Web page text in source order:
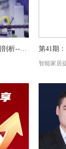
第42期：《帮我吧结合电气设备行业客户服务案例剖析--溯高美索克曼SOCOMEC》